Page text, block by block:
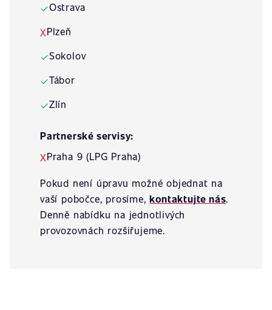
✓Ostrava
XPlzeň
✓Sokolov
✓Tábor
✓Zlín
Partnerské servisy:
XPraha 9 (LPG Praha)
Pokud není úpravu možné objednat na
vaší pobočce, prosíme,kontaktujte nás.
Denně nabídku na jednotlivých
provozovnách rozšiřujeme.